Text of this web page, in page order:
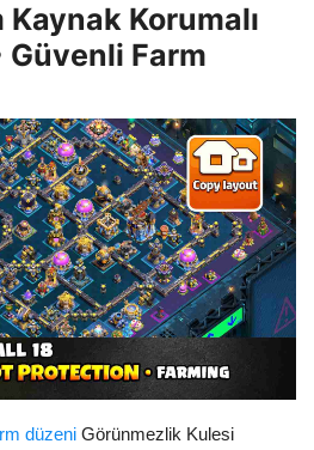
Kaynak Korumalı
Güvenli Farm
düzeni Görünmezlik Kulesi